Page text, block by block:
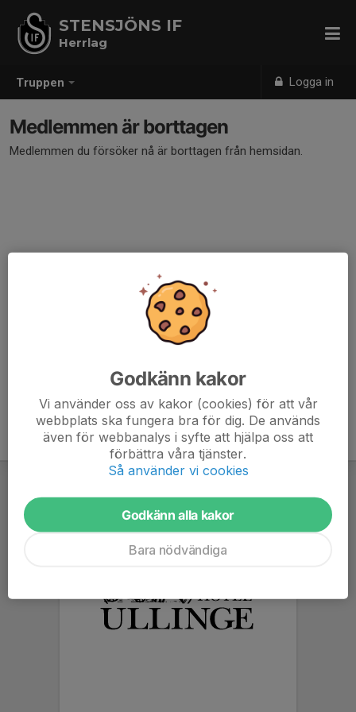
Truppen Logga in
STENSJÖNS IF
Herrlag
Medlemmen är borttagen
Medlemmen du försöker nå är borttagen från hemsidan.
Godkänn kakor
Vi använder oss av kakor (cookies) för att vår
webbplats ska fungera bra för dig. De används
även för webbanalys i syfte att hjälpa oss att
förbättra våra tjänster.
Så använder vi cookies
Godkänn alla kakor
Bara nödvändiga